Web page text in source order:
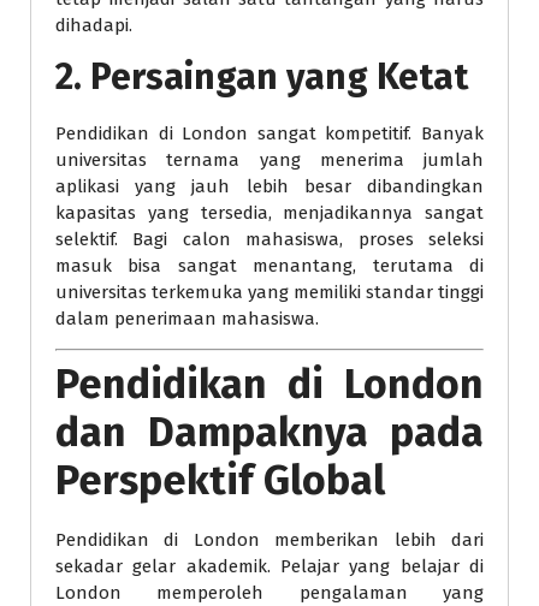
dihadapi.
2. Persaingan yang Ketat
Pendidikan di London sangat kompetitif. Banyak
universitas ternama yang menerima jumlah
aplikasi yang jauh lebih besar dibandingkan
kapasitas yang tersedia, menjadikannya sangat
selektif. Bagi calon mahasiswa, proses seleksi
masuk bisa sangat menantang, terutama di
universitas terkemuka yang memiliki standar tinggi
dalam penerimaan mahasiswa.
Pendidikan di London
dan Dampaknya pada
Perspektif Global
Pendidikan di London memberikan lebih dari
sekadar gelar akademik. Pelajar yang belajar di
London memperoleh pengalaman yang